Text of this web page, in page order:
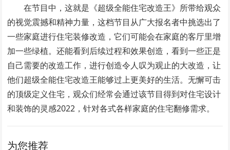
在节目中，这就是《超级全能住宅改造王》所带给观众
的视觉震撼和精神力量，这档节目从广大报名者中挑选出了
一些家庭进行住宅装修改造，它们可能会在家庭的客厅里增
加一些绿植。还能看到后续过程和效果创造，看到一些正是
自己需要的改造工作，进行创造令人叹为观止的大改造，让
他们超级全能住宅改造王能够过上更美好的生活。无懈可击
的顶级定义住宅，观众们经常会通过该节目得到对住宅设计
和装饰的灵感2022，针对各式各样家庭的住宅翻修需求。
为您推荐